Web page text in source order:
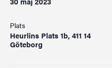
Plats
Heurlins Plats 1b, 411 14
Göteborg